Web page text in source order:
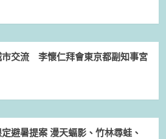
市交流 李懷仁拜會東京都副知事宮
避暑提案 漫天蝠影、竹林尋蛙、